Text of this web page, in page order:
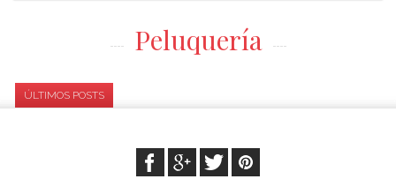
Peluquería
ÚLTIMOS POSTS